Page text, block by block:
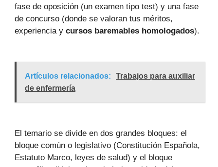
fase de oposición (un examen tipo test) y una fase
de concurso (donde se valoran tus méritos,
experiencia y cursos baremables homologados).
Artículos relacionados:
Trabajos para auxiliar
de enfermería
El temario se divide en dos grandes bloques: el
bloque común o legislativo (Constitución Española,
Estatuto Marco, leyes de salud) y el bloque